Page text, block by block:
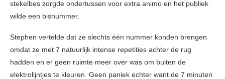
stekelbes zorgde ondertussen voor extra animo en het publiek
wilde een bisnummer.
Stephen vertelde dat ze slechts één nummer konden brengen
omdat ze met 7 natuurlijk intense repetities achter de rug
hadden en er geen ruimte meer over was om buiten de
elektrolijntjes te kleuren. Geen paniek echter want de 7 minuten